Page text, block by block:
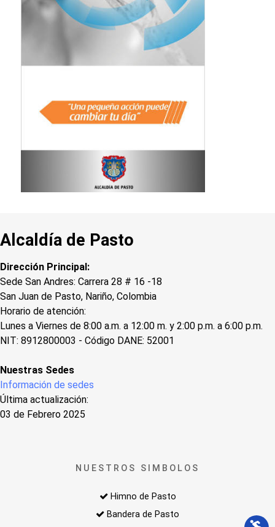
Alcaldía de Pasto
Dirección Principal:
Sede San Andres: Carrera 28 # 16 -18
San Juan de Pasto, Nariño, Colombia
Horario de atención:
Lunes a Viernes de 8:00 a.m. a 12:00 m. y 2:00 p.m. a 6:00 p.m.
NIT: 8912800003 - Código DANE: 52001
Nuestras Sedes
Información de sedes
Última actualización:
03 de Febrero 2025
NUESTROS SIMBOLOS
Himno de Pasto
Bandera de Pasto